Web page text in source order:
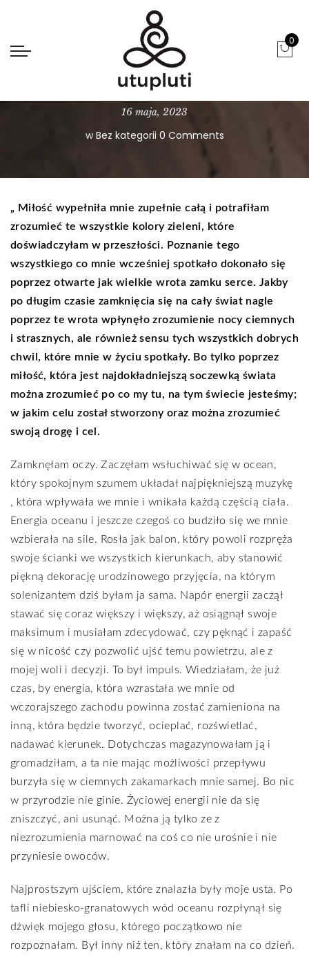
0
ODNALEZIENIE – ISTOTA POSZUKIWAŃ
16 maja, 2023
wBez kategorii 0 Comments
„ Miłość wypełniła mnie zupełnie całą i potrafiłam
zrozumieć te wszystkie kolory zieleni, które
doświadczyłam w przeszłości. Poznanie tego
wszystkiego co mnie wcześniej spotkało dokonało się
poprzez otwarte jak wielkie wrota zamku serce. Jakby
po długim czasie zamknięcia się na cały świat nagle
poprzez te wrota wpłynęło zrozumienie nocy ciemnych
i strasznych, ale również sensu tych wszystkich dobrych
chwil, które mnie w życiu spotkały. Bo tylko poprzez
miłość, która jest najdokładniejszą soczewką świata
można zrozumieć po co my tu, na tym świecie jesteśmy;
w jakim celu został stworzony oraz można zrozumieć
swoją drogę i cel.
Zamknęłam oczy. Zaczęłam wsłuchiwać się w ocean,
który spokojnym szumem układał najpiękniejszą muzykę
, która wpływała we mnie i wnikała każdą częścią ciała.
Energia oceanu i jeszcze czegoś co budziło się we mnie
wzbierała na sile. Rosła jak balon, który powoli rozpręża
swoje ścianki we wszystkich kierunkach, aby stanowić
piękną dekorację urodzinowego przyjęcia, na którym
solenizantem dziś byłam ja sama. Napór energii zaczął
stawać się coraz większy i większy, aż osiągnął swoje
maksimum i musiałam zdecydować, czy pęknąć i zapaść
się w nicość czy pozwolić ujść temu powietrzu, ale z
mojej woli i decyzji. To był impuls. Wiedziałam, że już
czas, by energia, która wzrastała we mnie od
wczorajszego zachodu powinna zostać zamieniona na
inną, która będzie tworzyć, ocieplać, rozświetlać,
nadawać kierunek. Dotychczas magazynowałam ją i
gromadziłam, a ta nie mając możliwości przepływu
burzyła się w ciemnych zakamarkach mnie samej. Bo nic
w przyrodzie nie ginie. Życiowej energii nie da się
zniszczyć, ani usunąć. Można ją tylko ze z
niezrozumienia marnować na coś co nie urośnie i nie
przyniesie owoców.
Najprostszym ujściem, które znalazła były moje usta. Po
tafli niebiesko-granatowych wód oceanu rozpłynął się
dźwięk mojego głosu, którego początkowo nie
rozpoznałam. Był inny niż ten, który znałam na co dzień.